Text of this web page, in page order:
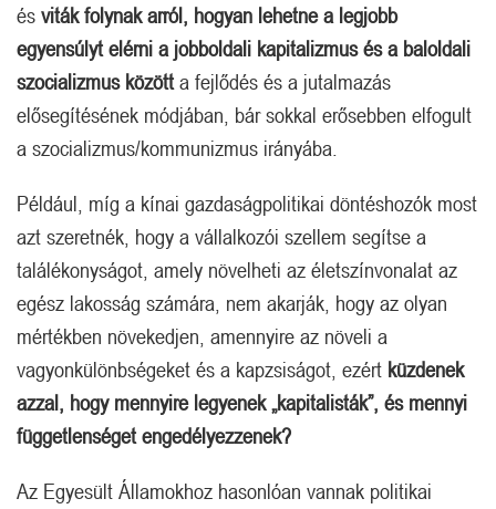
és viták folynak arról, hogyan lehetne a legjobb
egyensúlyt elérni a jobboldali kapitalizmus és a baloldali
szocializmus között a fejlődés és a jutalmazás
elősegítésének módjában, bár sokkal erősebben elfogult
a szocializmus/kommunizmus irányába.
Például, míg a kínai gazdaságpolitikai döntéshozók most
azt szeretnék, hogy a vállalkozói szellem segítse a
találékonyságot, amely növelheti az életszínvonalat az
egész lakosság számára, nem akarják, hogy az olyan
mértékben növekedjen, amennyire az növeli a
vagyonkülönbségeket és a kapzsiságot, ezért küzdenek
azzal, hogy mennyire legyenek „kapitalisták”, és mennyi
függetlenséget engedélyezzenek?
Az Egyesült Államokhoz hasonlóan vannak politikai